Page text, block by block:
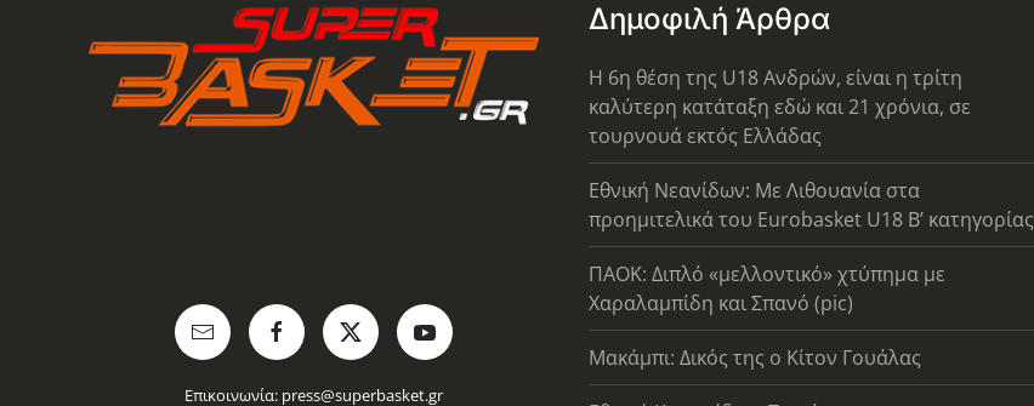
Επικοινωνία: press@superbasket.gr
Δημοφιλή Άρθρα
Η 6η θέση της U18 Ανδρών, είναι η τρίτη
καλύτερη κατάταξη εδώ και 21 χρόνια, σε
τουρνουά εκτός Ελλάδας
Εθνική Νεανίδων: Με Λιθουανία στα
προημιτελικά του Eurobasket U18 Β’ κατηγορίας
ΠΑΟΚ: Διπλό «μελλοντικό» χτύπημα με
Χαραλαμπίδη και Σπανό (pic)
Μακάμπι: Δικός της ο Κίτον Γουάλας